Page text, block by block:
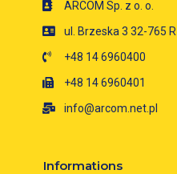
ARCOM Sp. z o. o.
ul. Brzeska 3 32-765
+48 14 6960400
+48 14 6960401
info@arcom.net.pl
Informations